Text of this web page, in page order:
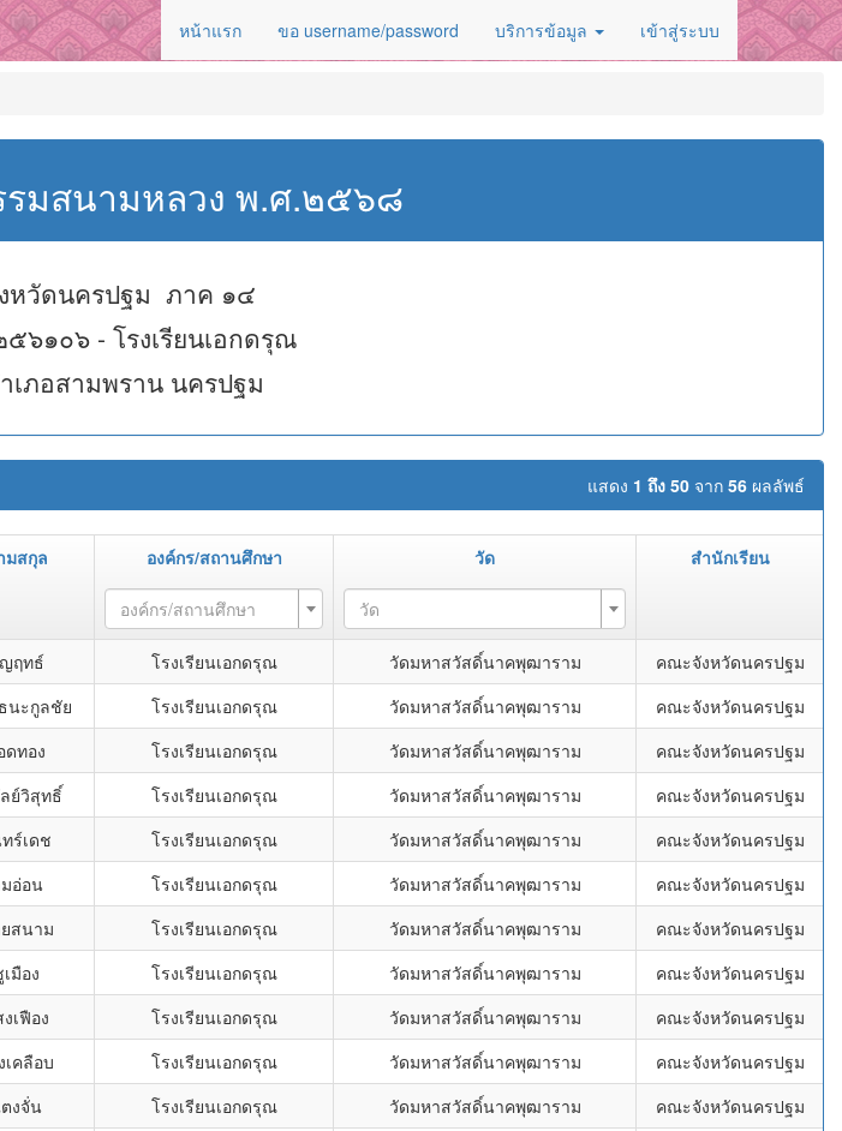
หน้าแรก ขอ username/password บริการข้อมูล เข้าสู่ระบบ
รมสนามหลวง พ.ศ.๒๕๖๘
หวัดนครปฐม ภาค ๑๔
๖๑๐๖ - โรงเรียนเอกดรุณ
เภอสามพราน นครปฐม
แสดง 1 ถึง 50 จาก 56 ผลลัพธ์
มสกุล องค์กร/สถานศึกษา วัด สำนักเรียน
องค์กร/สถานศึกษา วัด
ฤทธ์ โรงเรียนเอกดรุณ วัดมหาสวัสดิ์นาคพุฒาราม
คณะจังหวัดนครปฐม
นะกูลชัย โรงเรียนเอกดรุณ วัดมหาสวัสดิ์นาคพุฒาราม
คณะจังหวัดนครปฐม
ดทอง โรงเรียนเอกดรุณ วัดมหาสวัสดิ์นาคพุฒาราม
คณะจังหวัดนครปฐม
ย์วิสุทธิ์ โรงเรียนเอกดรุณ วัดมหาสวัสดิ์นาคพุฒาราม
คณะจังหวัดนครปฐม
ร์เดช โรงเรียนเอกดรุณ วัดมหาสวัสดิ์นาคพุฒาราม
คณะจังหวัดนครปฐม
อ่อน โรงเรียนเอกดรุณ วัดมหาสวัสดิ์นาคพุฒาราม
คณะจังหวัดนครปฐม
สนาม โรงเรียนเอกดรุณ วัดมหาสวัสดิ์นาคพุฒาราม
คณะจังหวัดนครปฐม
มือง โรงเรียนเอกดรุณ วัดมหาสวัสดิ์นาคพุฒาราม
คณะจังหวัดนครปฐม
เฟือง โรงเรียนเอกดรุณ วัดมหาสวัสดิ์นาคพุฒาราม
คณะจังหวัดนครปฐม
เคลือบ โรงเรียนเอกดรุณ วัดมหาสวัสดิ์นาคพุฒาราม
คณะจังหวัดนครปฐม
งจั่น โรงเรียนเอกดรุณ วัดมหาสวัสดิ์นาคพุฒาราม
คณะจังหวัดนครปฐม